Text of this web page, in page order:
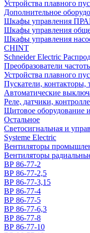
Устройства плавного
Дополнительное
Шкафы управления
Шкафы управления
Шкафы управления
CHINT
Schneider Electric
Преобразователи
Устройства плавного
Пускатели, контакторы,
Автоматические
Реле, датчики,
Щитовое оборудование
Остальное
Светосигнальная и
Systeme Electric
Вентиляторы
Вентиляторы
ВР 86-77-2
ВР 86-77-2,5
ВР 86-77-3,15
ВР 86-77-4
ВР 86-77-5
ВР 86-77-6,3
ВР 86-77-8
ВР 86-77-10